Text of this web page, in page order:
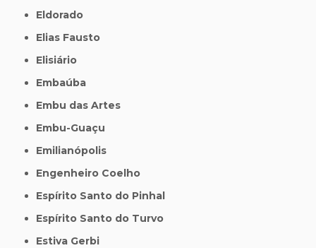
Eldorado
Elias Fausto
Elisiário
Embaúba
Embu das Artes
Embu-Guaçu
Emilianópolis
Engenheiro Coelho
Espírito Santo do Pinhal
Espírito Santo do Turvo
Estiva Gerbi